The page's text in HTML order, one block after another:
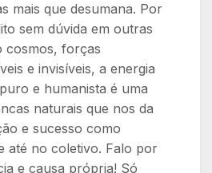
mais que desumana. Por
sem dúvida em outras
cosmos, forças
e invisíveis, a energia
e humanista é uma
naturais que nos da
e sucesso como
até no coletivo. Falo por
e causa própria! Só